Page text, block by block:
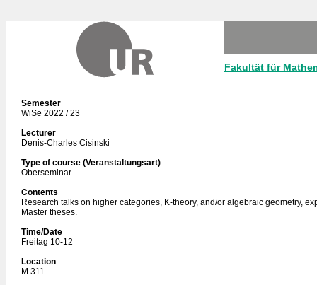
Fakultät für
Semester
WiSe 2022 / 23
Lecturer
Denis-Charles Cisinski
Type of course (Veranstaltungsart)
Oberseminar
Contents
Research talks on higher categories, K-theory, and/or algebraic geometry,
Master theses.
Time/Date
Freitag 10-12
Location
M 311